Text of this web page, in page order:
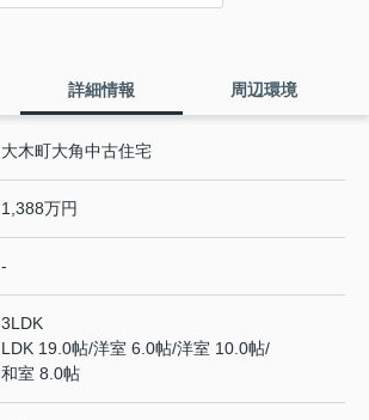
詳細情報 周辺環境
大木町大角中古住宅
1,388万円
-
3LDK
LDK 19.0帖/洋室 6.0帖/洋室 10.0帖/
和室 8.0帖